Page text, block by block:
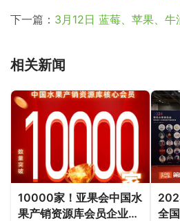
下一篇： 3月12日 蓝莓、苹果、牛油果市场行情
相关新闻
10000家！亚果会中国水
果产销资源库会员企业新
全